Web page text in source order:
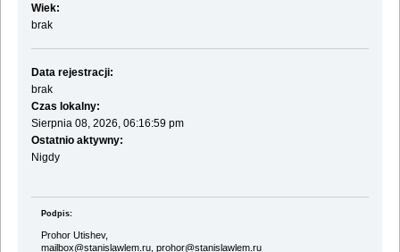
Wiek:
brak
Data rejestracji:
brak
Czas lokalny:
Sierpnia 08, 2026, 06:16:59 pm
Ostatnio aktywny:
Nigdy
Podpis:
Prohor Utishev,
mailbox@stanislawlem.ru, prohor@stanislawlem.ru